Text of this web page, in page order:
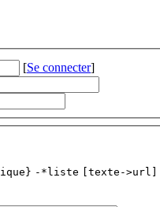
[Se connecter]
-*liste [texte->url]